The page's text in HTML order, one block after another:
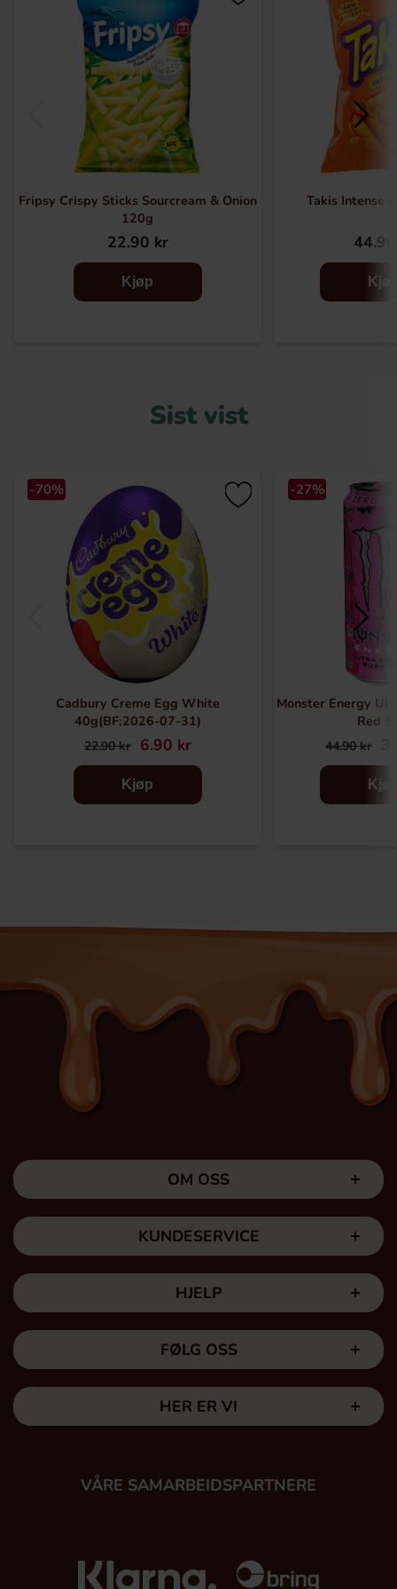
Fripsy Crispy Sticks Sourcream & Onion
120g
22.90 kr
Kjøp
Takis Intense
Sist vist
-70%
Cadbury Creme Egg White
40g(BF:2026-07-31)
22.90 kr 6.90 kr
Kjøp
-27%
Monster Energy
Red
44.90 kr
OM OSS
KUNDESERVICE
HJELP
FØLG OSS
HER ER VI
VÅRE SAMARBEIDSPARTNERE